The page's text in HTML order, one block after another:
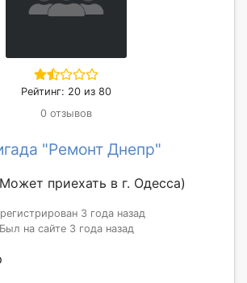
Рейтинг: 20 из 80
0 отзывов
"Ремонт Днепр"
приехать в г. Одесса)
3 года назад
Был на сайте 3 года назад